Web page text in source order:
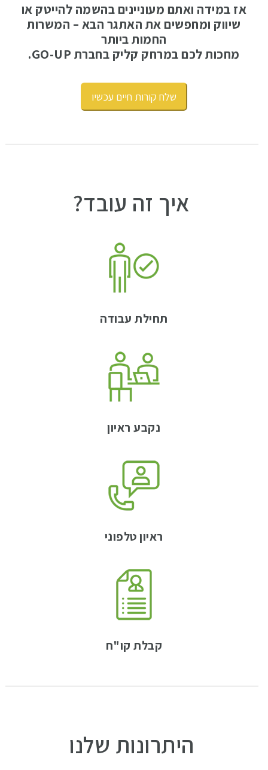
אז במידה ואתם מעוניינים בהשמה להייטק או
שיווק ומחפשים את האתגר הבא – המשרות
החמות ביותר
מחכות לכם במרחק קליק בחברת GO-UP.
שלח קורות חיים עכשיו
איך זה עובד?
תחילת עבודה
נקבע ראיון
ראיון טלפוני
קבלת קו"ח
היתרונות שלנו